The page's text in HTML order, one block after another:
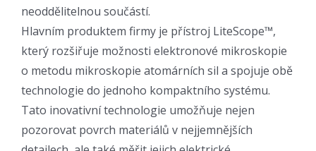
neoddělitelnou součástí.
Hlavním produktem firmy je přístroj LiteScope™,
který rozšiřuje možnosti elektronové mikroskopie
o metodu mikroskopie atomárních sil a spojuje obě
technologie do jednoho kompaktního systému.
Tato inovativní technologie umožňuje nejen
pozorovat povrch materiálů v nejjemnějších